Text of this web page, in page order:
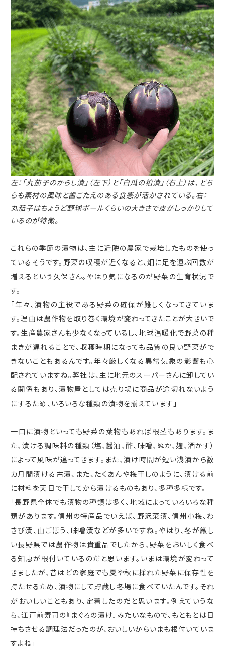
左：「丸茄子のからし漬」（左下）と「白瓜の粕漬」（右上）は、 どち
らも素材の風味と歯ごたえのある食感が活かされている。右：
丸茄子はちょうど野球ボールくらいの大きさで皮がしっかりして
いるのが特徴。
これらの季節の漬物は、主に近隣の農家で栽培したものを使っ
ているそうです。野菜の収穫が近くなると、畑に足を運ぶ回数が
増えるという久保さん。やはり気になるのが野菜の生育状況で
す。
「年々、漬物の主役である野菜の確保が難しくなってきていま
す。理由は農作物を取り巻く環境が変わってきたことが大きいで
す。生産農家さんも少なくなっているし、地球温暖化で野菜の種
まきが遅れることで、収穫時期になっても品質の良い野菜がで
きないこともあるんです。年々厳しくなる異常気象の影響も心
配されていますね。弊社は、主に地元のスーパーさんに卸してい
る関係もあり、漬物屋としては売り場に商品が途切れないよう
にするため、いろいろな種類の漬物を揃えています」
一口に漬物といっても野菜の葉物もあれば根茎もあります。ま
た、漬ける調味料の種類（塩、醤油、酢、味噌、ぬか、麹、酒かす）
によって風味が違ってきます。また、漬け時間が短い浅漬から数
カ月間漬ける古漬、また、たくあんや梅干しのように、漬ける前
に材料を天日で干してから漬けるものもあり、多種多様です。
「長野県全体でも漬物の種類は多く、地域によっていろいろな種
類があります。信州の特産品でいえば、野沢菜漬、信州小梅、わ
さび漬、山ごぼう、味噌漬などが多いですね。やはり、冬が厳し
い長野県では農作物は貴重品でしたから、野菜をおいしく食べ
る知恵が根付いているのだと思います。いまは環境が変わって
きましたが、昔はどの家庭でも夏や秋に採れた野菜に保存性を
持たせるため、漬物にして貯蔵し冬場に食べていたんです。それ
がおいしいこともあり、定着したのだと思います。例えていうな
ら、江戸前寿司の『まぐろの漬け』みたいなもので、もともとは日
持ちさせる調理法だったのが、おいしいからいまも根付いていま
すよね」